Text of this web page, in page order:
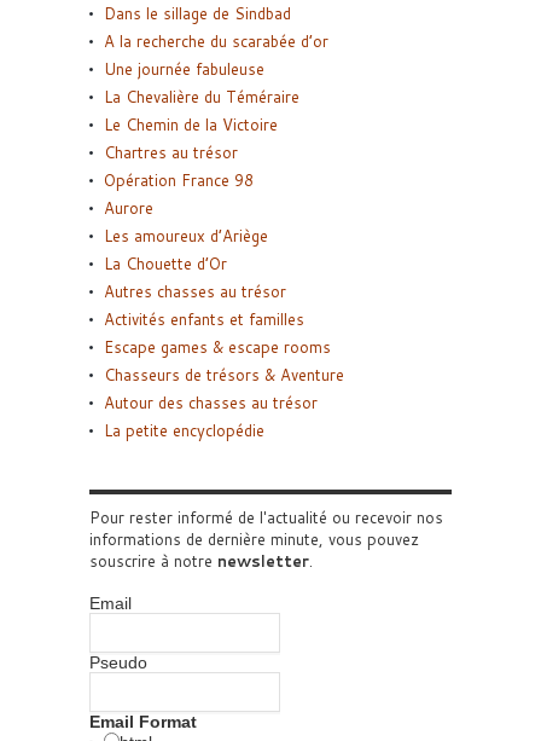
Dans le sillage de Sindbad
A la recherche du scarabée d’or
Une journée fabuleuse
La Chevalière du Téméraire
Le Chemin de la Victoire
Chartres au trésor
Opération France 98
Aurore
Les amoureux d’Ariège
La Chouette d’Or
Autres chasses au trésor
Activités enfants et familles
Escape games & escape rooms
Chasseurs de trésors & Aventure
Autour des chasses au trésor
La petite encyclopédie
Pour rester informé de l'actualité ou recevoir nos
informations de dernière minute, vous pouvez
souscrire à notre newsletter.
Email
Pseudo
Email Format